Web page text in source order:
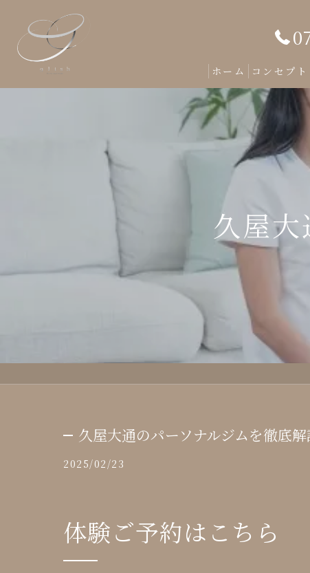
ホーム コンセプト
久屋
久屋大通のパーソナルジムを徹底解
2025/02/23
体験ご予約はこちら